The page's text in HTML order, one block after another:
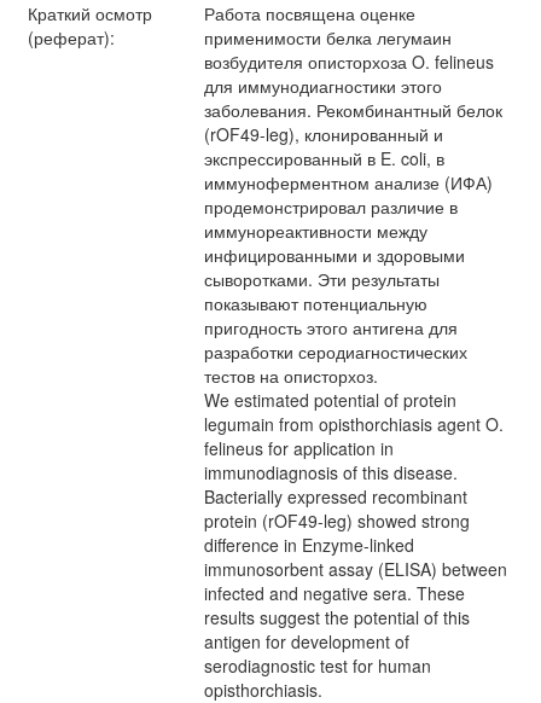
Краткий осмотр
(реферат):
Работа посвящена оценке
применимости белка легумаин
возбудителя описторхоза O. felineus
для иммунодиагностики этого
заболевания. Рекомбинантный белок
(rOF49-leg), клонированный и
экспрессированный в E. coli, в
иммуноферментном анализе (ИФА)
продемонстрировал различие в
иммунореактивности между
инфицированными и здоровыми
сыворотками. Эти результаты
показывают потенциальную
пригодность этого антигена для
разработки серодиагностических
тестов на описторхоз.
We estimated potential of protein
legumain from opisthorchiasis agent O.
felineus for application in
immunodiagnosis of this disease.
Bacterially expressed recombinant
protein (rOF49-leg) showed strong
difference in Enzyme-linked
immunosorbent assay (ELISA) between
infected and negative sera. These
results suggest the potential of this
antigen for development of
serodiagnostic test for human
opisthorchiasis.